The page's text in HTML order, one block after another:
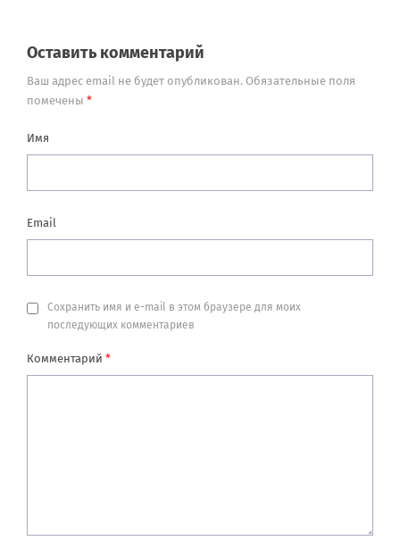
Оставить комментарий
Ваш адрес email не будет опубликован. Обязательные поля
помечены *
Имя
Email
Сохранить имя и e-mail в этом браузере для моих
последующих комментариев
Комментарий *